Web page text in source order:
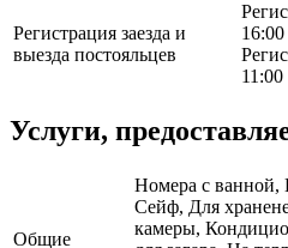
Регистрация заезда и
выезда постояльцев
11:00
Услуги,
Общие
Номера с ванной,
Сейф, Для
камеры,